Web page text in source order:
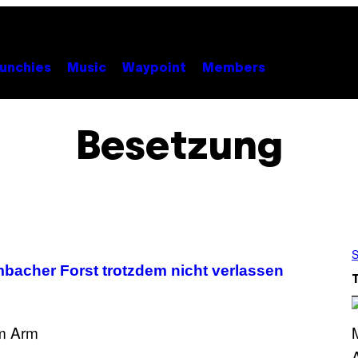
Music Waypoint Members
Besetzung
Forst trotzdem nicht verlassen